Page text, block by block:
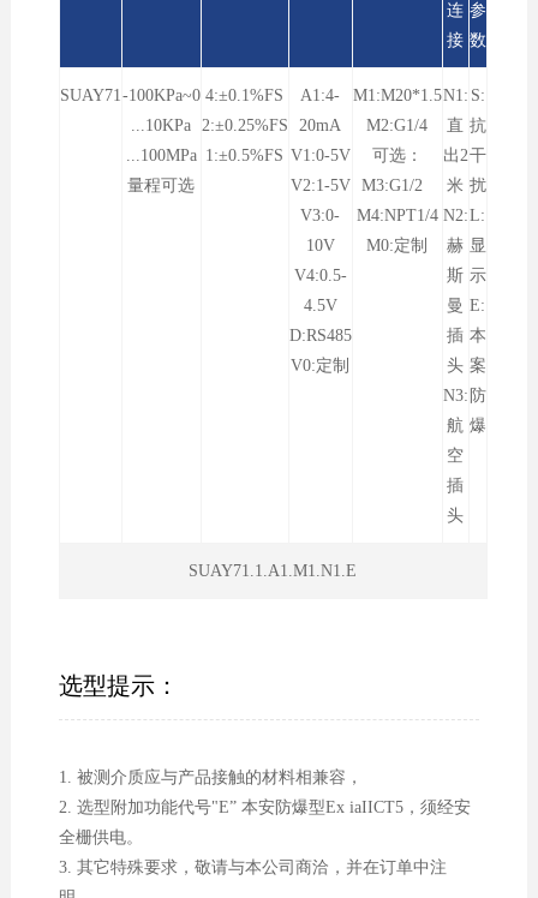
连
接
参
数
SUAY71-100KPa~0
...10KPa
...100MPa
量程可选
4:±0.1%FS
2:±0.25%FS
1:±0.5%FS
A1:4-
20mA
V1:0-5V
V2:1-5V
V3:0-
10V
V4:0.5-
4.5V
D:RS485
V0:定制
M1:M20*1.5
M2:G1/4
可选：
M3:G1/2
M4:NPT1/4
M0:定制
N1:
直
出2
米
N2:
赫
斯
曼
插
头
N3:
航
空
插
头
S:
抗
干
扰
L:
显
示
E:
本
案
防
爆
SUAY71.1.A1.M1.N1.E
选型提示：
1. 被测介质应与产品接触的材料相兼容，
2. 选型附加功能代号"E” 本安防爆型Ex iaIICT5，须经安
全栅供电。
3. 其它特殊要求，敬请与本公司商洽，并在订单中注